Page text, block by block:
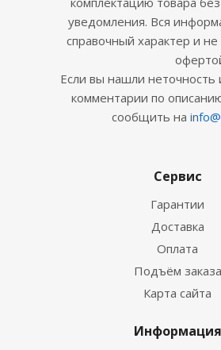
уведомления. Вся
справочный характер и
Если вы нашли неточность
комментарии по
сообщить на
Сервис
Гарантии
Доставка
Оплата
Подъём заказа
Карта сайта
Информация